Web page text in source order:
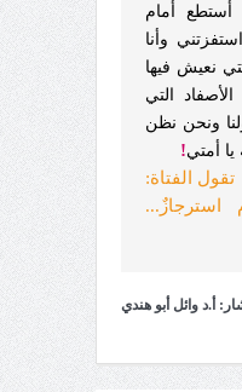
أستطع أمام
وأنا
نعيش فيها
التي
ونحن نظن
يا أمتي!
تقول الفتاة:
استرجازٌ...
أ.د وائل أبو هندي